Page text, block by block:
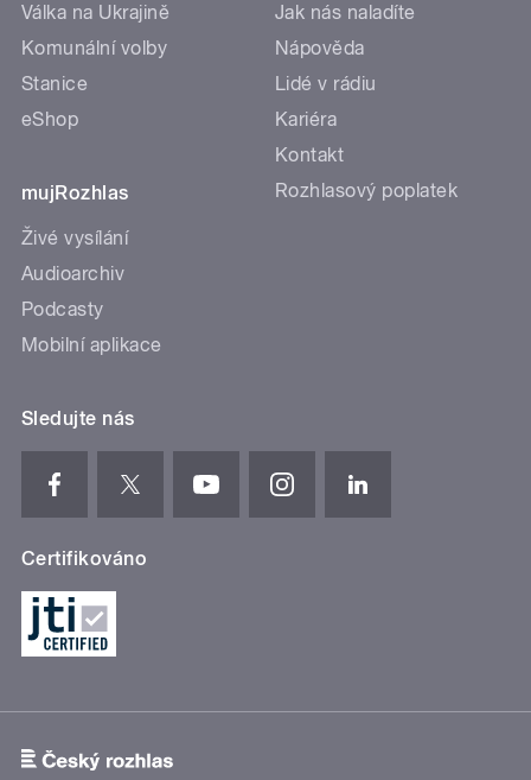
Válka na Ukrajině
Komunální volby
Stanice
eShop
mujRozhlas
Živé vysílání
Audioarchiv
Podcasty
Mobilní aplikace
Jak nás naladíte
Nápověda
Lidé v rádiu
Kariéra
Kontakt
Rozhlasový poplatek
Sledujte nás
Certifikováno